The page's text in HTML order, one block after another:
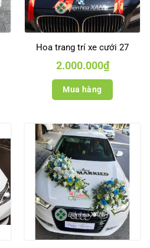
Hoa trang trí xe cưới 27
2.000.000₫
Mua hàng